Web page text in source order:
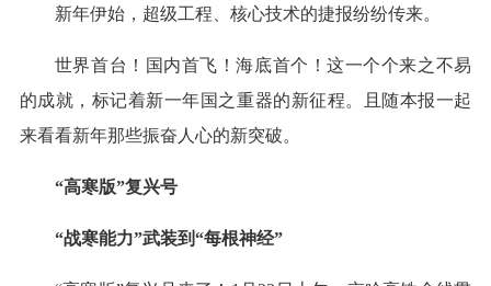
新年伊始，超级工程、核心技术的捷报纷纷传来。
世界首台！国内首飞！海底首个！这一个个来之不易
的成就，标记着新一年国之重器的新征程。且随本报一起
来看看新年那些振奋人心的新突破。
“高寒版”复兴号
“战寒能力”武装到“每根神经”